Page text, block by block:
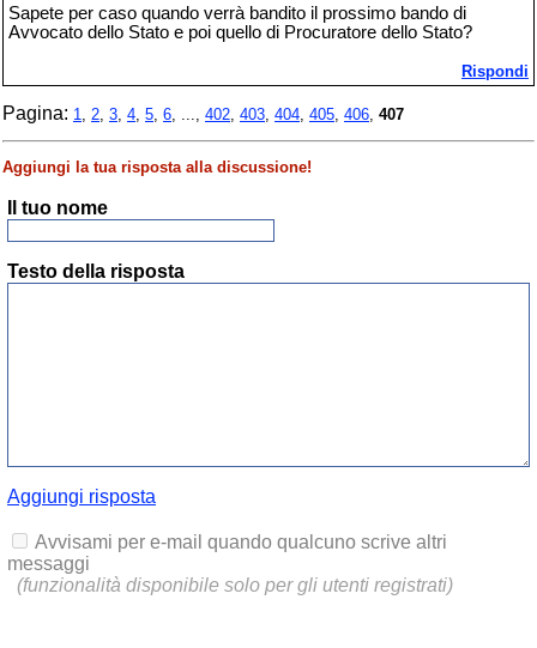
Sapete per caso quando verrà bandito il prossimo bando di
Avvocato dello Stato e poi quello di Procuratore dello Stato?
Rispondi
Pagina: 1 2 3 4 5 6 402 403 404 405 406 407
Aggiungi la tua risposta alla discussione!
Il tuo nome
Testo della risposta
Aggiungi risposta
Avvisami per e-mail quando qualcuno scrive altri
messaggi
(funzionalità disponibile solo per gli utenti registrati)